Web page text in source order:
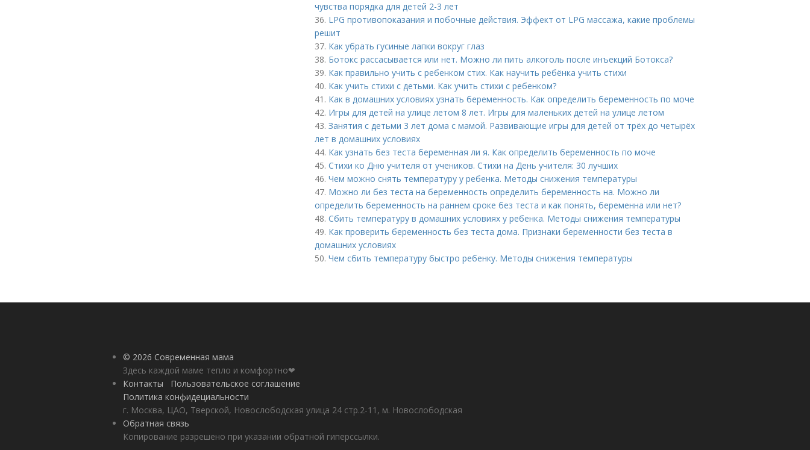
чувства порядка для детей 2-3 лет
36. LPG противопоказания и побочные действия. Эффект от LPG массажа, какие проблемы
решит
37. Как убрать гусиные лапки вокруг глаз
38. Ботокс рассасывается или нет. Можно ли пить алкоголь после инъекций Ботокса?
39. Как правильно учить с ребенком стих. Как научить ребёнка учить стихи
40. Как учить стихи с детьми. Как учить стихи с ребенком?
41. Как в домашних условиях узнать беременность. Как определить беременность по моче
42. Игры для детей на улице летом 8 лет. Игры для маленьких детей на улице летом
43. Занятия с детьми 3 лет дома с мамой. Развивающие игры для детей от трёх до четырёх
лет в домашних условиях
44. Как узнать без теста беременная ли я. Как определить беременность по моче
45. Стихи ко Дню учителя от учеников. Стихи на День учителя: 30 лучших
46. Чем можно снять температуру у ребенка. Методы снижения температуры
47. Можно ли без теста на беременность определить беременность на. Можно ли
определить беременность на раннем сроке без теста и как понять, беременна или нет?
48. Сбить температуру в домашних условиях у ребенка. Методы снижения температуры
49. Как проверить беременность без теста дома. Признаки беременности без теста в
домашних условиях
50. Чем сбить температуру быстро ребенку. Методы снижения температуры
© 2026 Современная мама
Здесь каждой маме тепло и комфортно❤
Контакты
Пользовательское соглашение
Политика конфидециальности
г. Москва, ЦАО, Тверской, Новослободская улица 24 стр.2-11, м. Новослободская
Обратная связь
Копирование разрешено при указании обратной гиперссылки.